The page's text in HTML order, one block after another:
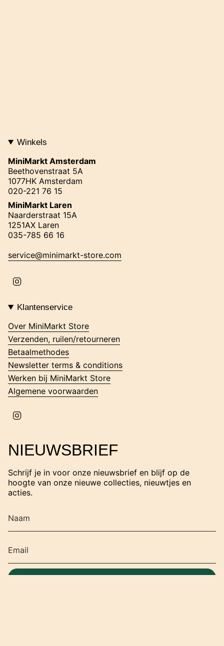
Winkels
MiniMarkt Amsterdam
Beethovenstraat 5A
1077HK Amsterdam
020-221 76 15
MiniMarkt Laren
Naarderstraat 15A
1251AX Laren
035-785 66 16
service@minimarkt-store.com
t
g
r
a
Klantenservice
Over MiniMarkt Store
Verzenden, ruilen/retourneren
Betaalmethodes
Newsletter terms & conditions
Werken bij MiniMarkt Store
Algemene voorwaarden
g
a
m
NIEUWSBRIEF
Schrijf je in voor onze nieuwsbrief en blijf op de
hoogte van onze nieuwe collecties, nieuwtjes en
acties.